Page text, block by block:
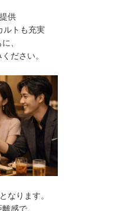
供
ルトも充実
、
ださい。
なります。
感で、